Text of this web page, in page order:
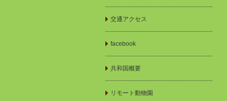
交通アクセス
facebook
共和国概要
リモート動物園